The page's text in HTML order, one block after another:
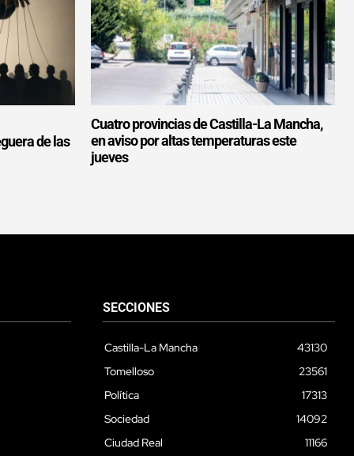
de las
Cuatro provincias de Castilla-La Mancha,
en aviso por altas temperaturas este
jueves
SECCIONES
Castilla-La Mancha
43130
Tomelloso
23561
Política
17313
Sociedad
14092
Ciudad Real
11166